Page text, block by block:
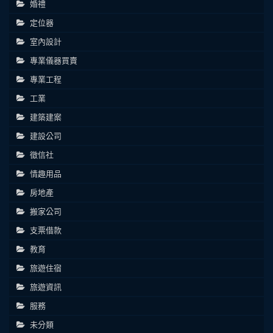
婚禮
定位器
室內設計
專業儀器買賣
專業工程
工業
建築建案
建設公司
徵信社
情趣用品
房地產
搬家公司
支票借款
教育
旅遊住宿
旅遊資訊
服務
未分類